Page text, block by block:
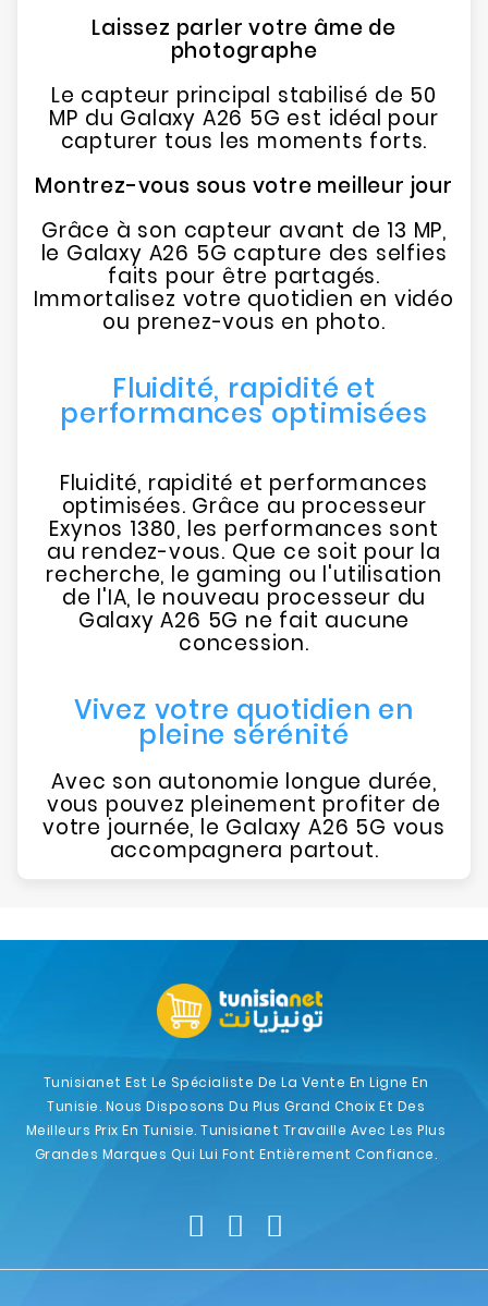
Laissez parler votre âme de
photographe
Le capteur principal stabilisé de 50
MP du Galaxy A26 5G est idéal pour
capturer tous les moments forts.
Montrez-vous sous votre meilleur jour
Grâce à son capteur avant de 13 MP,
le Galaxy A26 5G capture des selfies
faits pour être partagés.
Immortalisez votre quotidien en vidéo
ou prenez-vous en photo.
Fluidité, rapidité et
performances optimisées
Fluidité, rapidité et performances
optimisées. Grâce au processeur
Exynos 1380, les performances sont
au rendez-vous. Que ce soit pour la
recherche, le gaming ou l'utilisation
de l'IA, le nouveau processeur du
Galaxy A26 5G ne fait aucune
concession.
Vivez votre quotidien en
pleine sérénité
Avec son autonomie longue durée,
vous pouvez pleinement profiter de
votre journée, le Galaxy A26 5G vous
accompagnera partout.
Tunisianet Est Le Spécialiste De La Vente En Ligne En
Tunisie. Nous Disposons Du Plus Grand Choix Et Des
Meilleurs Prix En Tunisie. Tunisianet Travaille Avec Les Plus
Grandes Marques Qui Lui Font Entièrement Confiance.